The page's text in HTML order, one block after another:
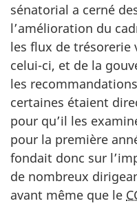
sénatorial a cerné
l’amélioration du
les flux de trésorerie
celui-ci, et de la
les
certaines étaient
pour qu’il les
pour la première
fondait donc sur
de nombreux
avant même que le